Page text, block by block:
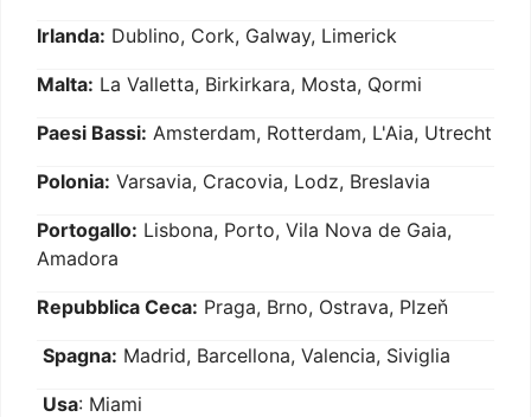
Irlanda: Dublino, Cork, Galway, Limerick
Malta: La Valletta, Birkirkara, Mosta, Qormi
Paesi Bassi: Amsterdam, Rotterdam, L'Aia, Utrecht
Polonia: Varsavia, Cracovia, Lodz, Breslavia
Portogallo: Lisbona, Porto, Vila Nova de Gaia,
Amadora
Repubblica Ceca: Praga, Brno, Ostrava, Plzeň
Spagna: Madrid, Barcellona, Valencia, Siviglia
Usa: Miami